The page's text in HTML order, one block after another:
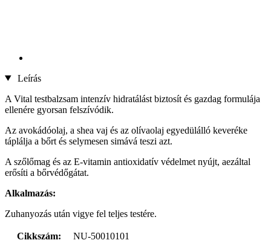
Leírás
A Vital testbalzsam intenzív hidratálást biztosít és gazdag formulája
ellenére gyorsan felszívódik.
Az avokádóolaj, a shea vaj és az olívaolaj egyedülálló keveréke
táplálja a bőrt és selymesen simává teszi azt.
A szőlőmag és az E-vitamin antioxidatív védelmet nyújt, aezáltal
erősíti a bőrvédőgátat.
Alkalmazás:
Zuhanyozás után vigye fel teljes testére.
Cikkszám:
NU-50010101